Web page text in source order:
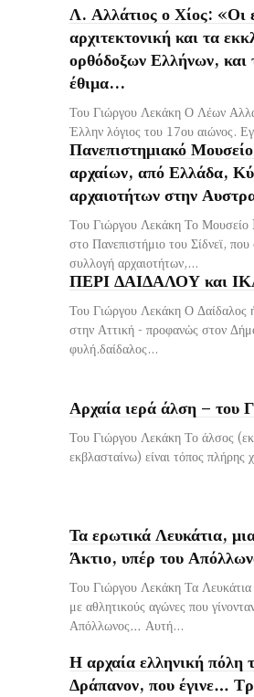
Λ. Αλλάτιος ο Χίος: «Οι
αρχιτεκτονική και τα
ορθόδοξων Ελλήνων, και
έθιμα...
Του Γιώργου Λεκάκη Ο Λέων
Έλλην λόγιος του 17ου αιώνος.
Πανεπιστημιακό
αρχαίων, από Ελλάδα,
αρχαιοτήτων στην
Του Γιώργου Λεκάκη Το Μουσείο
στο Πανεπιστήμιο του Σίδνεϊ,
συλλογή αρχαιοτήτων,...
ΠΕΡΙ ΔΑΙΔΑΛΟΥ και
Του Γιώργου Λεκάκη Ο Δαίδαλος
στην Αττική - προφανώς στον
φυλή.δαίδαλος...
Αρχαία ιερά άλση – του
Του Γιώργου Λεκάκη Το άλσος
εκβλασταίνω) είναι τόπος πλήρης
Τα ερωτικά Λευκάτια,
Άκτιο, υπέρ του
Του Γιώργου Λεκάκη Τα Λευκάτια
με αθλητικούς αγώνες που
Απόλλωνος… Αυτή...
Η αρχαία ελληνική πόλη
Δράπανον, που έγινε…